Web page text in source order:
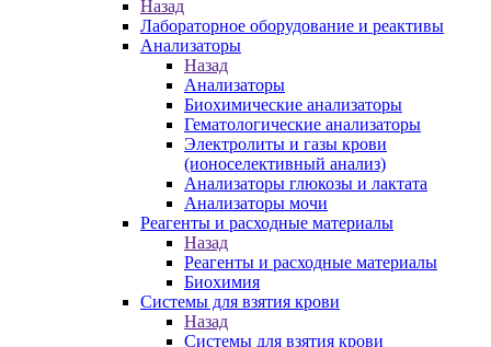
Назад
Лабораторное оборудование и реактивы
Анализаторы
Назад
Анализаторы
Биохимические анализаторы
Гематологические анализаторы
Электролиты и газы крови
(ионоселективный анализ)
Анализаторы глюкозы и лактата
Анализаторы мочи
Реагенты и расходные материалы
Назад
Реагенты и расходные материалы
Биохимия
Системы для взятия крови
Назад
Системы для взятия крови